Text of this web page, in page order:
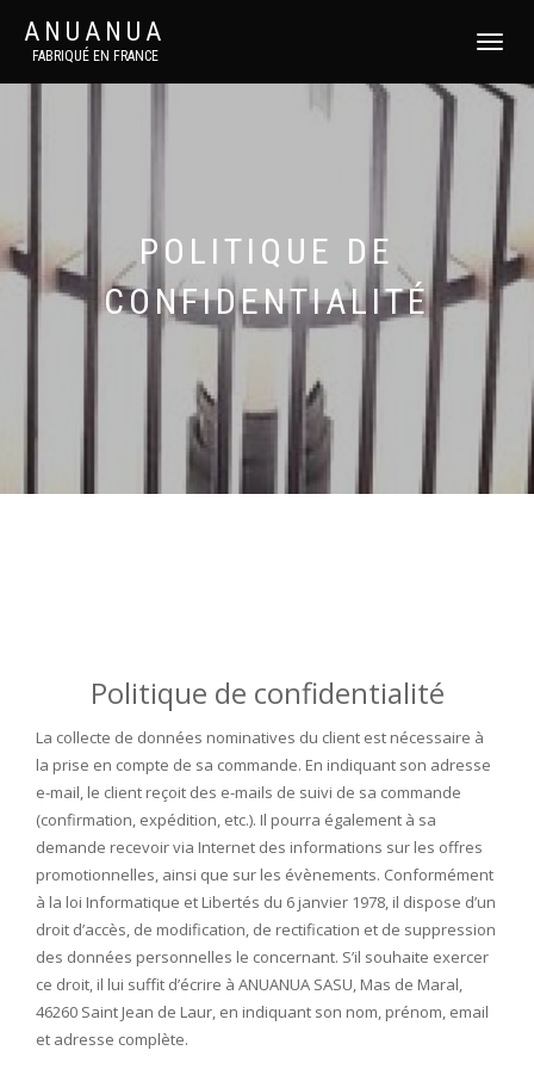
ANUANUA
FABRIQUÉ EN FRANCE
DÉPLIER
POLITIQUE DE
CONFIDENTIALITÉ
Politique de confidentialité
La collecte de données nominatives du client est nécessaire à
la prise en compte de sa commande. En indiquant son adresse
e-mail, le client reçoit des e-mails de suivi de sa commande
(confirmation, expédition, etc.). Il pourra également à sa
demande recevoir via Internet des informations sur les offres
promotionnelles, ainsi que sur les évènements. Conformément
à la loi Informatique et Libertés du 6 janvier 1978, il dispose d’un
droit d’accès, de modification, de rectification et de suppression
des données personnelles le concernant. S’il souhaite exercer
ce droit, il lui suffit d’écrire à ANUANUA SASU, Mas de Maral,
46260 Saint Jean de Laur, en indiquant son nom, prénom, email
et adresse complète.